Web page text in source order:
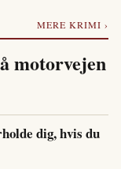
MERE KRIMI ›
motorvejen
dig, hvis du